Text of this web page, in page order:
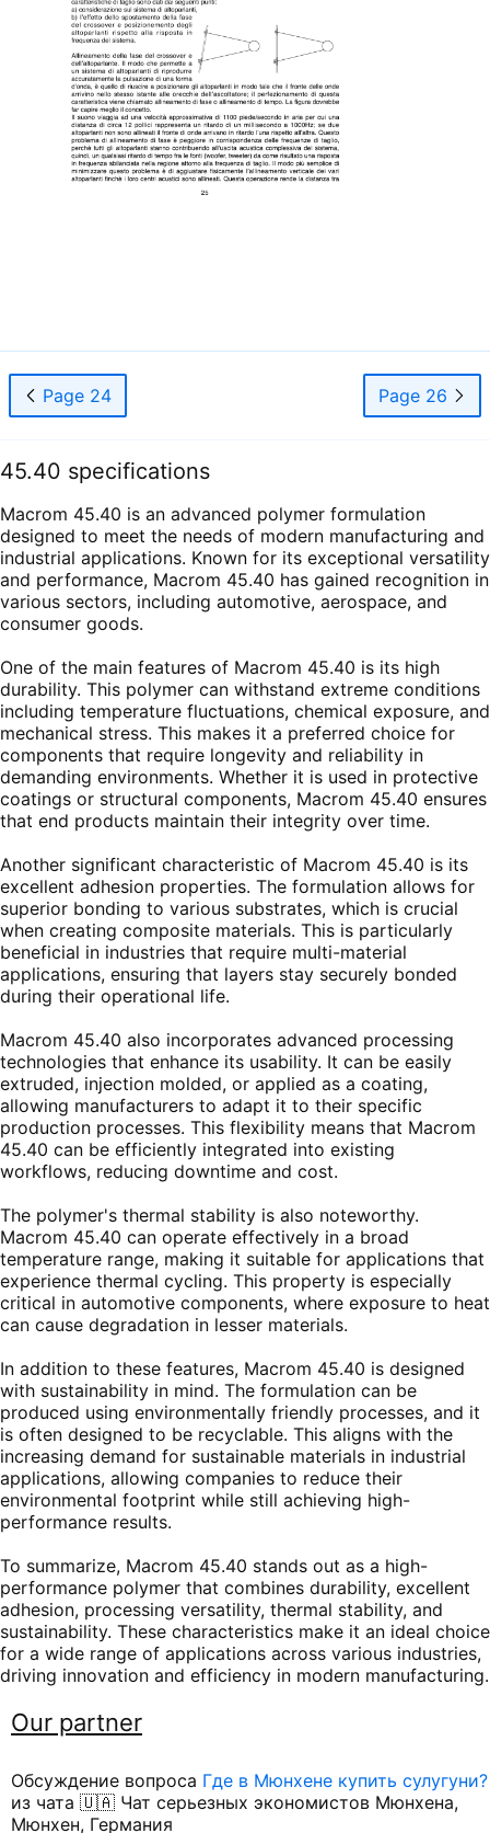
Page 24 Page 26
45.40 specifications
Macrom 45.40 is an advanced polymer formulation
designed to meet the needs of modern manufacturing and
industrial applications. Known for its exceptional versatility
and performance, Macrom 45.40 has gained recognition in
various sectors, including automotive, aerospace, and
consumer goods.
One of the main features of Macrom 45.40 is its high
durability. This polymer can withstand extreme conditions
including temperature fluctuations, chemical exposure, and
mechanical stress. This makes it a preferred choice for
components that require longevity and reliability in
demanding environments. Whether it is used in protective
coatings or structural components, Macrom 45.40 ensures
that end products maintain their integrity over time.
Another significant characteristic of Macrom 45.40 is its
excellent adhesion properties. The formulation allows for
superior bonding to various substrates, which is crucial
when creating composite materials. This is particularly
beneficial in industries that require multi-material
applications, ensuring that layers stay securely bonded
during their operational life.
Macrom 45.40 also incorporates advanced processing
technologies that enhance its usability. It can be easily
extruded, injection molded, or applied as a coating,
allowing manufacturers to adapt it to their specific
production processes. This flexibility means that Macrom
45.40 can be efficiently integrated into existing
workflows, reducing downtime and cost.
The polymer's thermal stability is also noteworthy.
Macrom 45.40 can operate effectively in a broad
temperature range, making it suitable for applications that
experience thermal cycling. This property is especially
critical in automotive components, where exposure to heat
can cause degradation in lesser materials.
In addition to these features, Macrom 45.40 is designed
with sustainability in mind. The formulation can be
produced using environmentally friendly processes, and it
is often designed to be recyclable. This aligns with the
increasing demand for sustainable materials in industrial
applications, allowing companies to reduce their
environmental footprint while still achieving high-
performance results.
To summarize, Macrom 45.40 stands out as a high-
performance polymer that combines durability, excellent
adhesion, processing versatility, thermal stability, and
sustainability. These characteristics make it an ideal choice
for a wide range of applications across various industries,
driving innovation and efficiency in modern manufacturing.
Our partner
Обсуждение вопроса Где в Мюнхене купить сулугуни?
из чата 🇺🇦 Чат серьезных экономистов Мюнхена,
Мюнхен, Германия